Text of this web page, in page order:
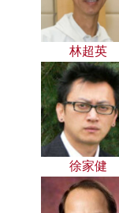
林超英
徐家健